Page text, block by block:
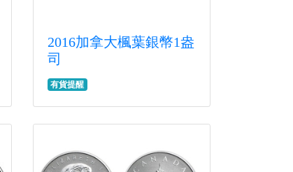
2016加拿大楓葉銀幣1盎
司
有貨提醒